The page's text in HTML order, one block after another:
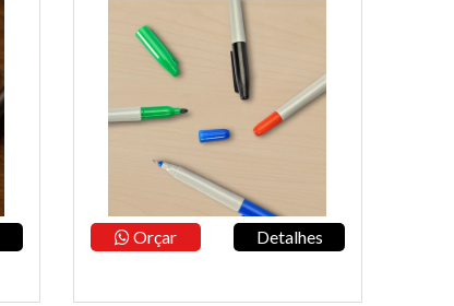
Orçar Detalhes